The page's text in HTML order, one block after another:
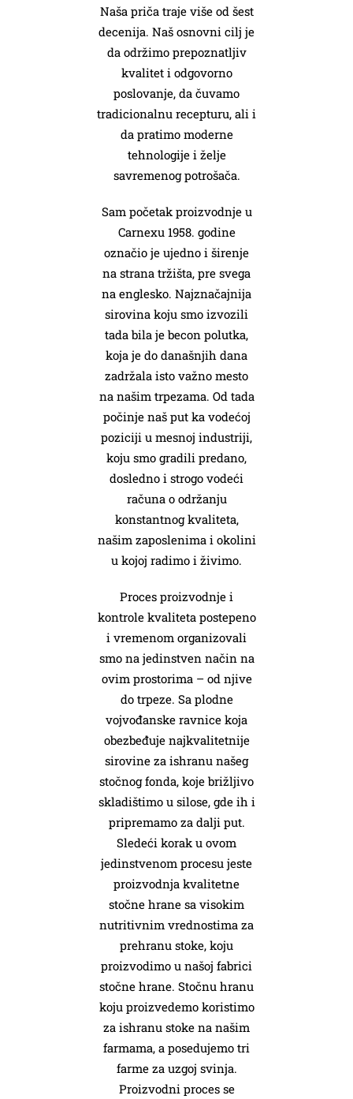
Naša priča traje više od šest
decenija. Naš osnovni cilj je
da održimo prepoznatljiv
kvalitet i odgovorno
poslovanje, da čuvamo
tradicionalnu recepturu, ali i
da pratimo moderne
tehnologije i želje
savremenog potrošača.
Sam početak proizvodnje u
Carnexu 1958. godine
označio je ujedno i širenje
na strana tržišta, pre svega
na englesko. Najznačajnija
sirovina koju smo izvozili
tada bila je becon polutka,
koja je do današnjih dana
zadržala isto važno mesto
na našim trpezama. Od tada
počinje naš put ka vodećoj
poziciji u mesnoj industriji,
koju smo gradili predano,
dosledno i strogo vodeći
računa o održanju
konstantnog kvaliteta,
našim zaposlenima i okolini
u kojoj radimo i živimo.
Proces proizvodnje i
kontrole kvaliteta postepeno
i vremenom organizovali
smo na jedinstven način na
ovim prostorima – od njive
do trpeze. Sa plodne
vojvođanske ravnice koja
obezbeđuje najkvalitetnije
sirovine za ishranu našeg
stočnog fonda, koje brižljivo
skladištimo u silose, gde ih i
pripremamo za dalji put.
Sledeći korak u ovom
jedinstvenom procesu jeste
proizvodnja kvalitetne
stočne hrane sa visokim
nutritivnim vrednostima za
prehranu stoke, koju
proizvodimo u našoj fabrici
stočne hrane. Stočnu hranu
koju proizvedemo koristimo
za ishranu stoke na našim
farmama, a posedujemo tri
farme za uzgoj svinja.
Proizvodni proces se